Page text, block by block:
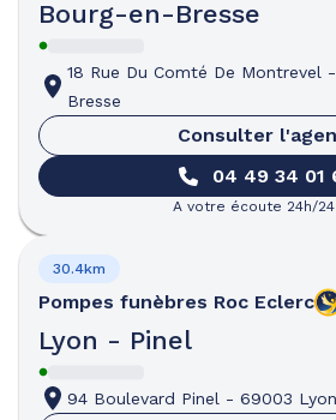
Bourg-en-Bresse
18 Rue Du Comté De Montrevel -
Bresse
Consulter
04 49 34 01
A votre écoute 24h/
Pompes funèbres Roc Eclerc
Lyon - Pinel
30.4km
94 Boulevard Pinel - 69003